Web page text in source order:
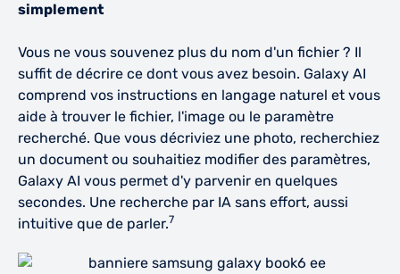
simplement
Vous ne vous souvenez plus du nom d'un fichier ? Il
suffit de décrire ce dont vous avez besoin. Galaxy AI
comprend vos instructions en langage naturel et vous
aide à trouver le fichier, l'image ou le paramètre
recherché. Que vous décriviez une photo, recherchiez
un document ou souhaitiez modifier des paramètres,
Galaxy AI vous permet d'y parvenir en quelques
secondes. Une recherche par IA sans effort, aussi
intuitive que de parler.7